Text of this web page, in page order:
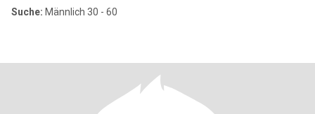
Suche: Männlich 30 - 60